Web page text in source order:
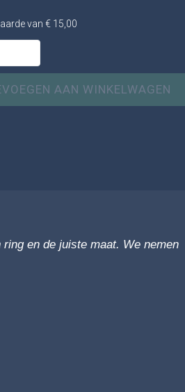
van €15,00
AAN WINKELWAGEN
en de juiste maat. We nemen